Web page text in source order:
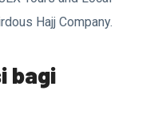
Hajj Company.
bagi